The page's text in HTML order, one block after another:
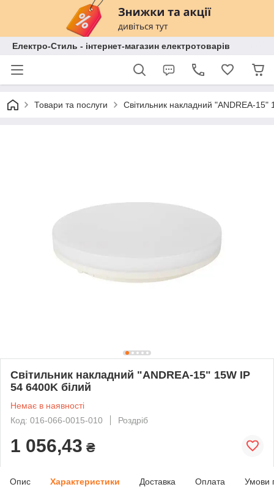
Електро-Стиль - інтернет-магазин електротоварів
Товари та послуги Світильник накладний "ANDREA-15"
Світильник накладний "ANDREA-15" 15W IP
54 6400K білий
Немає в наявності
Код: 016-066-0015-010
Роздріб
1 056,43 ₴
Опис Характеристики Доставка Оплата Умови